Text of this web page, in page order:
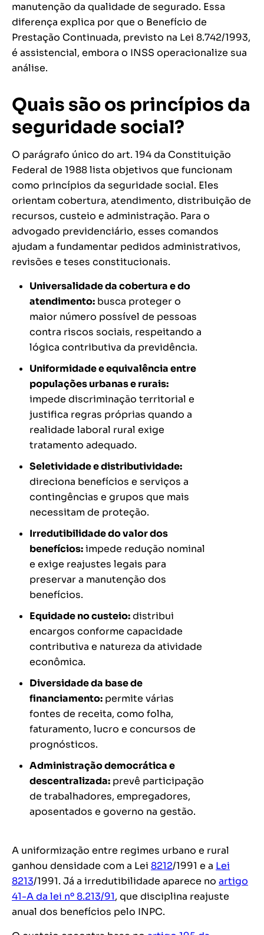
manutenção da qualidade de segurado. Essa
diferença explica por que o Benefício de
Prestação Continuada, previsto na Lei 8.742/1993,
é assistencial, embora o INSS operacionalize sua
análise.
Quais são os princípios da
seguridade social?
O parágrafo único do art. 194 da Constituição
Federal de 1988 lista objetivos que funcionam
como princípios da seguridade social. Eles
orientam cobertura, atendimento, distribuição de
recursos, custeio e administração. Para o
advogado previdenciário, esses comandos
ajudam a fundamentar pedidos administrativos,
revisões e teses constitucionais.
Universalidade da cobertura e do
atendimento: busca proteger o
maior número possível de pessoas
contra riscos sociais, respeitando a
lógica contributiva da previdência.
Uniformidade e equivalência entre
populações urbanas e rurais:
impede discriminação territorial e
justifica regras próprias quando a
realidade laboral rural exige
tratamento adequado.
Seletividade e distributividade:
direciona benefícios e serviços a
contingências e grupos que mais
necessitam de proteção.
Irredutibilidade do valor dos
benefícios:impede redução nominal
e exige reajustes legais para
preservar a manutenção dos
benefícios.
Equidade no custeio:distribui
encargos conforme capacidade
contributiva e natureza da atividade
econômica.
Diversidade da base de
financiamento: permite várias
fontes de receita, como folha,
faturamento, lucro e concursos de
prognósticos.
Administração democrática e
descentralizada: prevê participação
de trabalhadores, empregadores,
aposentados e governo na gestão.
A uniformização entre regimes urbano e rural
ganhou densidade com a Lei 8212/1991 e a Lei
8213/1991. Já a irredutibilidade aparece no artigo
41-A da lei nº 8.213/91, que disciplina reajuste
anual dos benefícios pelo INPC.